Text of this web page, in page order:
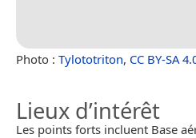
Photo : Tylototriton, CC BY-SA
Lieux d’intérêt
Les points forts incluent Base